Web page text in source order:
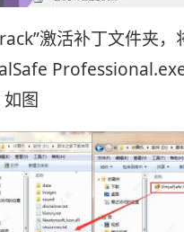
激活补丁文件夹
图